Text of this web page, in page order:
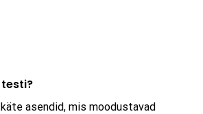
testi?
asendid, mis moodustavad